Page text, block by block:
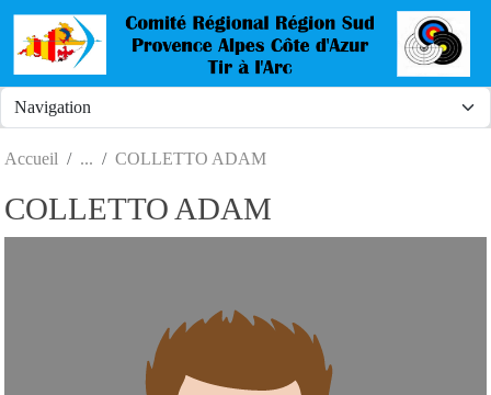
Accueil COLLETTO ADAM
COLLETTO ADAM
Panneau de gestion des cookies